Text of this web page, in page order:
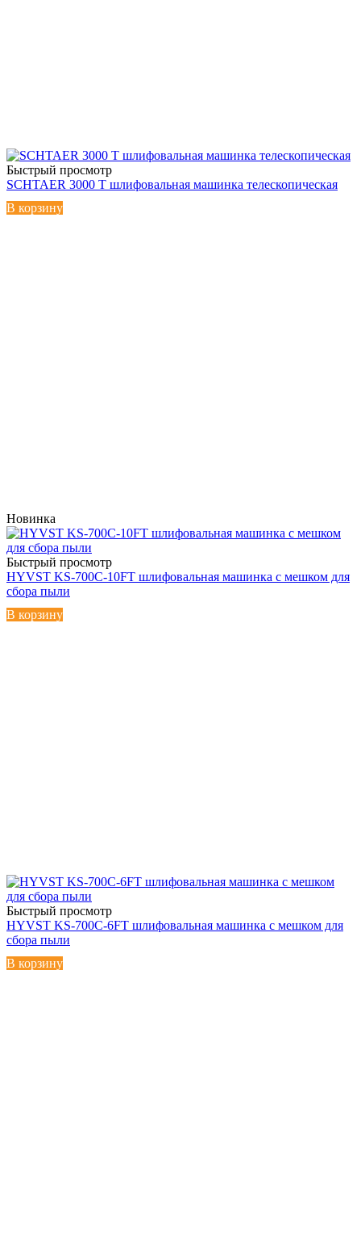
Быстрый просмотр
SCHTAER 3000 T шлифовальная машинка телескопическая
В корзину
Новинка
Быстрый просмотр
HYVST KS-700C-10FT шлифовальная машинка с мешком для
сбора пыли
В корзину
Быстрый просмотр
HYVST KS-700C-6FT шлифовальная машинка с мешком для
сбора пыли
В корзину